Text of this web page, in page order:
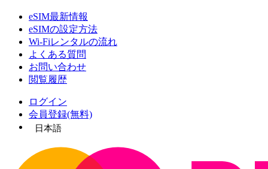
eSIM最新情報
eSIMの設定方法
Wi-Fiレンタルの流れ
よくある質問
お問い合わせ
閲覧履歴
ログイン
会員登録(無料)
日本語